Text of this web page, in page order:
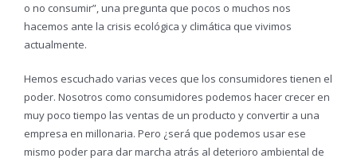
o no consumir”, una pregunta que pocos o muchos nos
hacemos ante la crisis ecológica y climática que vivimos
actualmente.
Hemos escuchado varias veces que los consumidores tienen el
poder. Nosotros como consumidores podemos hacer crecer en
muy poco tiempo las ventas de un producto y convertir a una
empresa en millonaria. Pero ¿será que podemos usar ese
mismo poder para dar marcha atrás al deterioro ambiental de